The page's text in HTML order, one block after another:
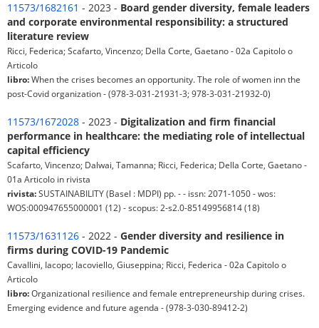
11573/1682161 - 2023 - Board gender diversity, female leaders
and corporate environmental responsibility: a structured
literature review
Ricci, Federica; Scafarto, Vincenzo; Della Corte, Gaetano - 02a Capitolo o
Articolo
libro:When the crises becomes an opportunity. The role of women inn the
post-Covid organization - (978-3-031-21931-3; 978-3-031-21932-0)
11573/1672028 - 2023 - Digitalization and firm financial
performance in healthcare: the mediating role of intellectual
capital efficiency
Scafarto, Vincenzo; Dalwai, Tamanna; Ricci, Federica; Della Corte, Gaetano -
01a Articolo in rivista
rivista:SUSTAINABILITY (Basel : MDPI) pp. - - issn: 2071-1050 - wos:
WOS:000947655000001 (12) - scopus: 2-s2.0-85149956814 (18)
11573/1631126 - 2022 - Gender diversity and resilience in
firms during COVID-19 Pandemic
Cavallini, Iacopo; Iacoviello, Giuseppina; Ricci, Federica - 02a Capitolo o
Articolo
libro:Organizational resilience and female entrepreneurship during crises.
Emerging evidence and future agenda - (978-3-030-89412-2)